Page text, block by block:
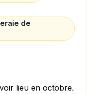
de
lieu en octobre.